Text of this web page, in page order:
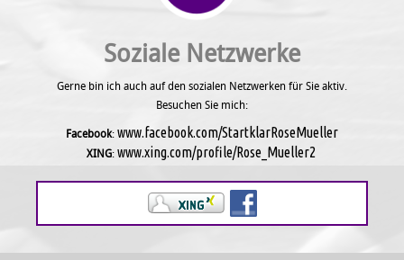
Soziale Netzwerke
Gerne bin ich auch auf den sozialen Netzwerken für Sie aktiv.
Besuchen Sie mich:
Facebook: www.facebook.com/StartklarRoseMueller
XING: www.xing.com/profile/Rose_Mueller2